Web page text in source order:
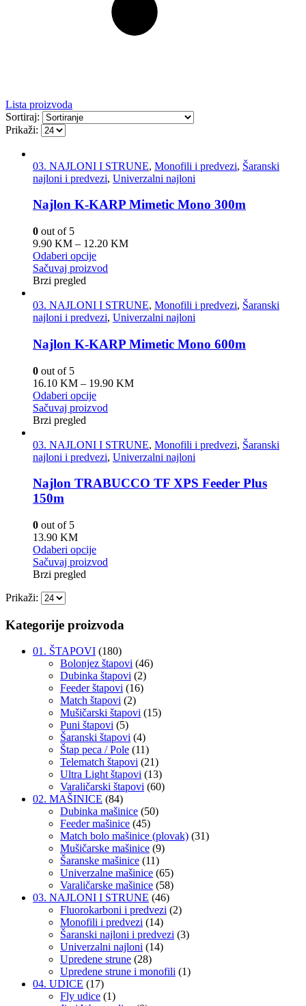
Lista proizvoda
Sortiraj:
Prikaži:
03. NAJLONI I STRUNE, Monofili i predvezi, Šaranski
najloni i predvezi, Univerzalni najloni
Najlon K-KARP Mimetic Mono 300m
0 out of 5
9.90 KM – 12.20 KM
Odaberi opcije
Sačuvaj proizvod
Brzi pregled
03. NAJLONI I STRUNE, Monofili i predvezi, Šaranski
najloni i predvezi, Univerzalni najloni
Najlon K-KARP Mimetic Mono 600m
0 out of 5
16.10 KM – 19.90 KM
Odaberi opcije
Sačuvaj proizvod
Brzi pregled
03. NAJLONI I STRUNE, Monofili i predvezi, Šaranski
najloni i predvezi, Univerzalni najloni
Najlon TRABUCCO TF XPS Feeder Plus
150m
0 out of 5
13.90 KM
Odaberi opcije
Sačuvaj proizvod
Brzi pregled
Prikaži:
Kategorije proizvoda
01. ŠTAPOVI (180)
Bolonjez štapovi (46)
Dubinka štapovi (2)
Feeder štapovi (16)
Match štapovi (2)
Mušičarski štapovi (15)
Puni štapovi (5)
Šaranski štapovi (4)
Štap peca / Pole (11)
Telematch štapovi (21)
Ultra Light štapovi (13)
Varaličarski štapovi (60)
02. MAŠINICE (84)
Dubinka mašinice (50)
Feeder mašinice (45)
Match bolo mašinice (plovak) (31)
Mušičarske mašinice (9)
Šaranske mašinice (11)
Univerzalne mašinice (65)
Varaličarske mašinice (58)
03. NAJLONI I STRUNE (46)
Fluorokarboni i predvezi (2)
Monofili i predvezi (14)
Šaranski najloni i predvezi (3)
Univerzalni najloni (14)
Upredene strune (28)
Upredene strune i monofili (1)
04. UDICE (17)
Fly udice (1)